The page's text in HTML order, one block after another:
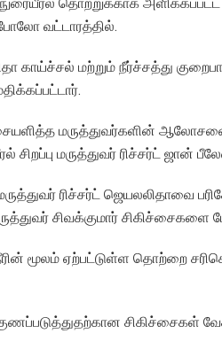
தொற்றுக்காக அளிக்கப்பட்ட
வட்டாரத்தில்.
காய்ச்சல் மற்றும் நீர்ச்சத்து
மருத்துவர்களின்
சிறப்பு மருத்துவர் ரிச்சர்ட் ஜான்
ரிச்சர்ட் ஜெயலலிதாவை
சிவக்குமார் சிகிச்சைகளை
நீரின் மூலம் ஏற்பட்டுள்ள தொற்றை
சிகிச்சைகள்